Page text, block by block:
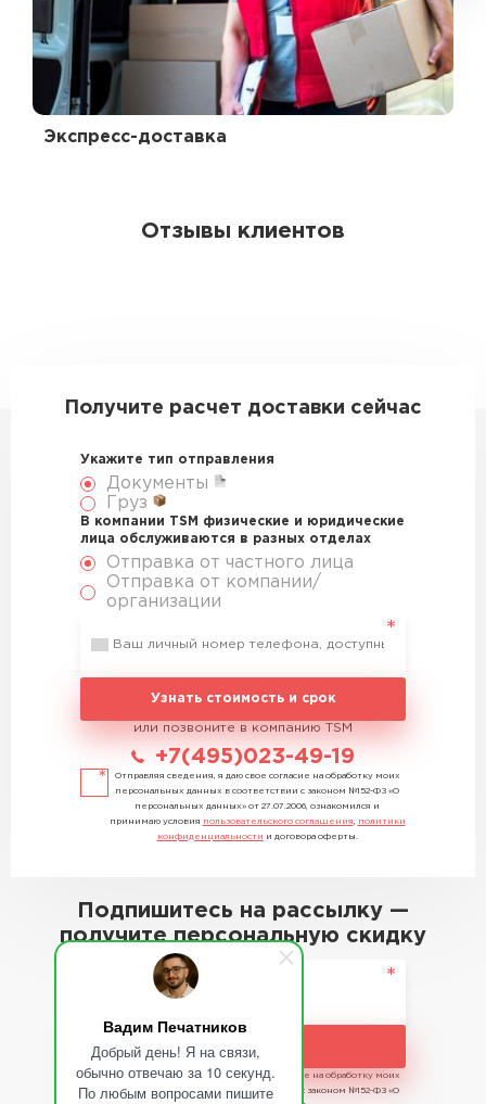
Вадим Печатников
Добрый день! Я на связи,
обычно отвечаю за 10 секунд.
По любым вопросами пишите
Экспресс-доставка
Отзывы клиентов
Получите расчет доставки сейчас
Укажите тип отправления
Документы
Груз
В компании TSM физические и юридические
лица обслуживаются в разных отделах
Отправка от частного лица
Отправка от компании/
организации
Узнать стоимость и срок
или позвоните в компанию TSM
+7(495)023-49-19
Отправляя сведения, я даю свое согласие на обработку моих
персональных данных в соответствии с законом №152-ФЗ «О
персональных данных» от 27.07.2006, ознакомился и
принимаю условия пользовательского соглашения
политики
конфиденциальности и договора оферты.
Подпишитесь на рассылку —
получите персональную скидку
Отправляя сведения, я даю свое согласие на обработку моих
персональных данных в соответствии с законом №152-ФЗ «О